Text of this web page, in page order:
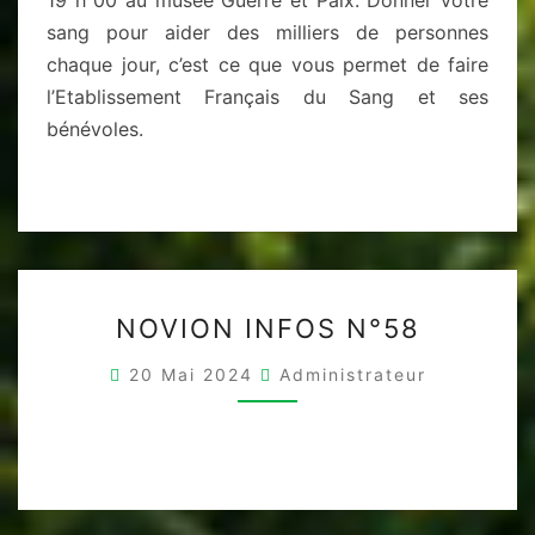
sang pour aider des milliers de personnes
chaque jour, c’est ce que vous permet de faire
l’Etablissement Français du Sang et ses
bénévoles.
INFOS
N°58
NOVION INFOS N°58
20 Mai 2024 Administrateur